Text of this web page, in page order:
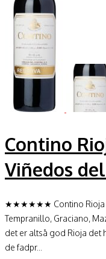
Contino
Viñedos
★★★★★★ Contino Rioja
Tempranillo, Graciano,
det er altså god Rioja det
de fadpr...